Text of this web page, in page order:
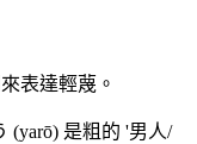
表達輕蔑。
(yarō) 是粗的 '男人/